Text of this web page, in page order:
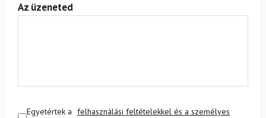
Az üzeneted
Egyetértek a felhasználási feltételekkel és a személyes